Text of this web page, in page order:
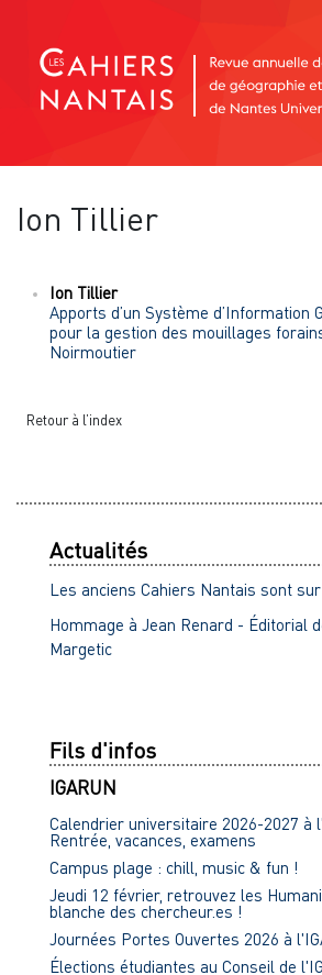
Ion Tillier
Ion Tillier
Apports d’un Système d’Information
pour la gestion des mouillages
Noirmoutier
Retour à l’index
Actualités
Les anciens Cahiers Nantais sont
Hommage à Jean Renard - Éditorial
Margetic
Fils d'infos
IGARUN
Calendrier universitaire 2026-2027 à
Rentrée, vacances, examens
Campus plage : chill, music & fun !
Jeudi 12 février, retrouvez les
blanche des chercheur.es !
Journées Portes Ouvertes 2026 à
Élections étudiantes au Conseil de